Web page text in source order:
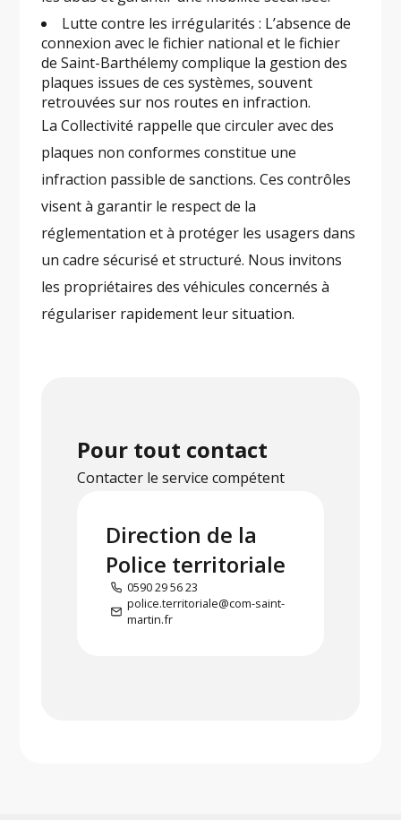
Lutte contre les irrégularités : L’absence de
connexion avec le fichier national et le fichier
de Saint-Barthélemy complique la gestion des
plaques issues de ces systèmes, souvent
retrouvées sur nos routes en infraction.
La Collectivité rappelle que circuler avec des
plaques non conformes constitue une
infraction passible de sanctions. Ces contrôles
visent à garantir le respect de la
réglementation et à protéger les usagers dans
un cadre sécurisé et structuré. Nous invitons
les propriétaires des véhicules concernés à
régulariser rapidement leur situation.
Pour tout contact
Contacter le service compétent
Direction de la
Police territoriale
0590 29 56 23
police.territoriale@com-saint-
martin.fr